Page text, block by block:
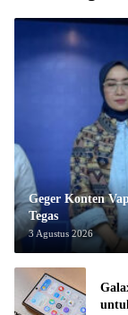
Geger Konten
Tegas
3 Agustus 2026